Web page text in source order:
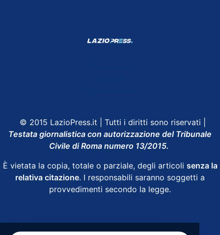
© 2015 LazioPress.it | Tutti i diritti sono riservati |
Testata giornalistica con autorizzazione del Tribunale
Civile di Roma numero 13/2015.
È vietata la copia, totale o parziale, degli articoli senza la
relativa citazione. I responsabili saranno soggetti a
provvedimenti secondo la legge.